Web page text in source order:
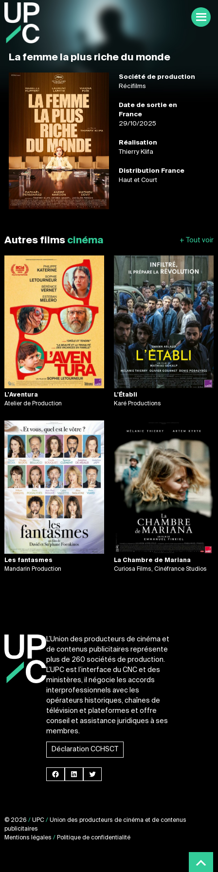
La femme la plus riche du monde
Société de production
Récifilms
Date de sortie en
France
29/10/2025
Réalisation
Thierry Klifa
Distribution France
Haut et Court
Autres films cinéma
L'Aventura
Atelier de Production
L'Établi
Karé Productions
Les fantasmes
Mandarin Production
La Chambre de Mariana
Curiosa Films, Cinéfrance Studios
L’Union des producteurs de cinéma et
de contenus publicitaires représente
plus de 260 sociétés de production.
L’UPC est l’interface du CNC et des
ministères, il négocie les accords
interprofessionnels avec les
opérateurs historiques, chaînes de
télévision et plateformes et offre
conseil et assistance juridiques à ses
membres.
Déclaration CCHSCT
Facebook
LinkedInTwitter
© 2026 / UPC / Union des producteurs de cinéma et de contenus
publicitaires
Mentions légales / Politique de confidentialité